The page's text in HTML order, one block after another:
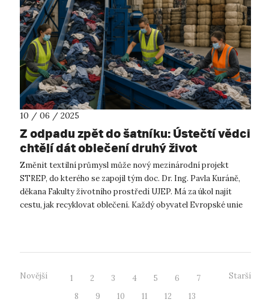
10 / 06 / 2025
Z odpadu zpět do šatníku: Ústečtí vědci
chtějí dát oblečení druhý život
Změnit textilní průmysl může nový mezinárodní projekt
STREP, do kterého se zapojil tým doc. Dr. Ing. Pavla Kuráně,
děkana Fakulty životního prostředí UJEP. Má za úkol najít
cestu, jak recyklovat oblečení. Každý obyvatel Evropské unie
Novější 1 2 3 4 5 6
7
8
9 10 11 12
13
Starší